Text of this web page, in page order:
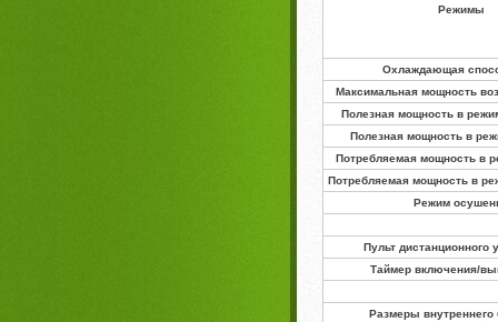
Режимы
Охлаждающая
Максимальная мощность
Полезная мощность в
Полезная мощность в
Потребляемая мощность в
Потребляемая мощность в
Режим
Пульт дистанционного
Таймер включения/
Размеры внутреннего